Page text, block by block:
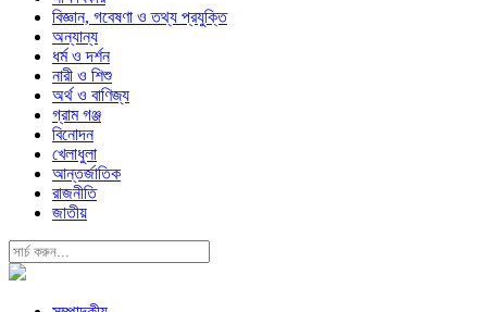
বিজ্ঞান, গবেষণা ও তথ্য প্রযুক্তি
অন্যান্য
ধর্ম ও দর্শন
নারী ও শিশু
অর্থ ও বাণিজ্য
গ্রাম গঞ্জ
বিনোদন
খেলাধুলা
আন্তর্জাতিক
রাজনীতি
জাতীয়